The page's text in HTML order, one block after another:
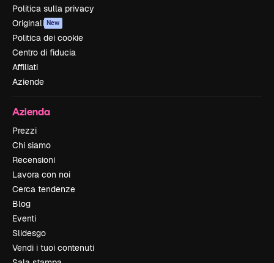
Politica sulla privacy
Originali New
Politica dei cookie
Centro di fiducia
Affiliati
Aziende
Azienda
Prezzi
Chi siamo
Recensioni
Lavora con noi
Cerca tendenze
Blog
Eventi
Slidesgo
Vendi i tuoi contenuti